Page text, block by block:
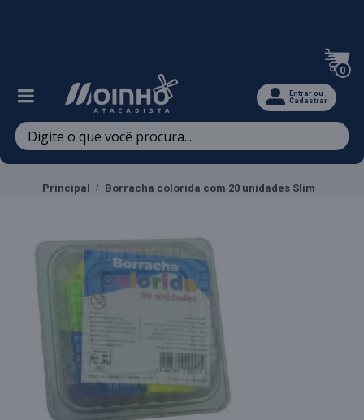
0
Entrar ou
Cadastrar
Principal Borracha colorida com 20 unidades Slim